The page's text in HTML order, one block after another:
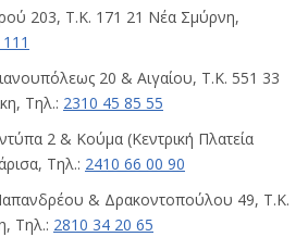
203, Τ.Κ. 171 21 Νέα Σμύρνη,
20 & Αιγαίου, Τ.Κ. 551 33
Τηλ.: 2310 45 85 55
2 & Κούμα (Κεντρική Πλατεία
Τηλ.: 2410 66 00 90
& Δρακοντοπούλου 49, Τ.Κ.
Τηλ.: 2810 34 20 65